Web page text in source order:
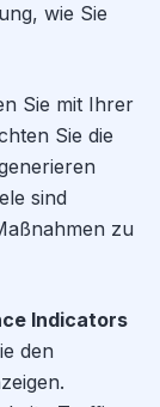
wie Sie
Sie mit Ihrer
Sie die
sind
zu
Indicators
den